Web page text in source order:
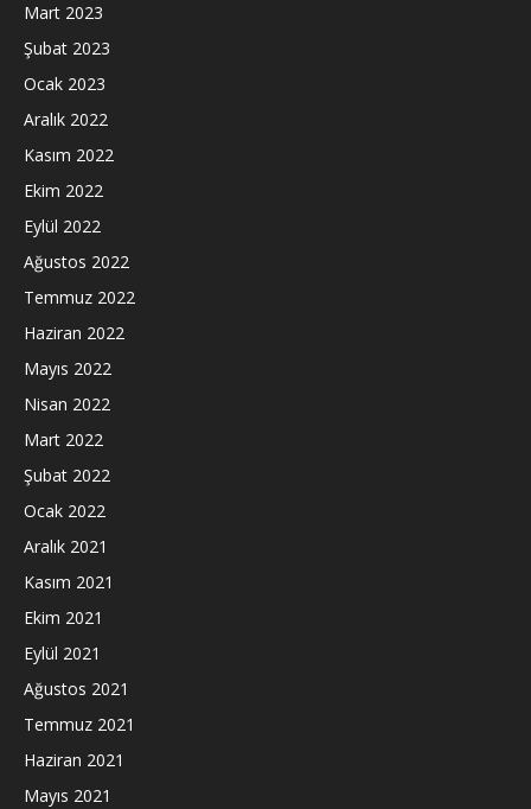
Mart 2023
Şubat 2023
Ocak 2023
Aralık 2022
Kasım 2022
Ekim 2022
Eylül 2022
Ağustos 2022
Temmuz 2022
Haziran 2022
Mayıs 2022
Nisan 2022
Mart 2022
Şubat 2022
Ocak 2022
Aralık 2021
Kasım 2021
Ekim 2021
Eylül 2021
Ağustos 2021
Temmuz 2021
Haziran 2021
Mayıs 2021